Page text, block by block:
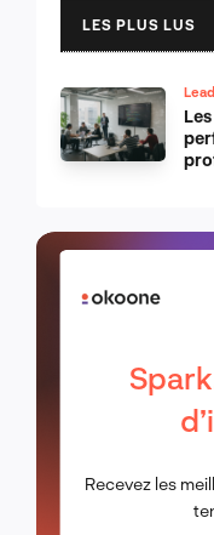
LES PLUS LUS
Recevez les